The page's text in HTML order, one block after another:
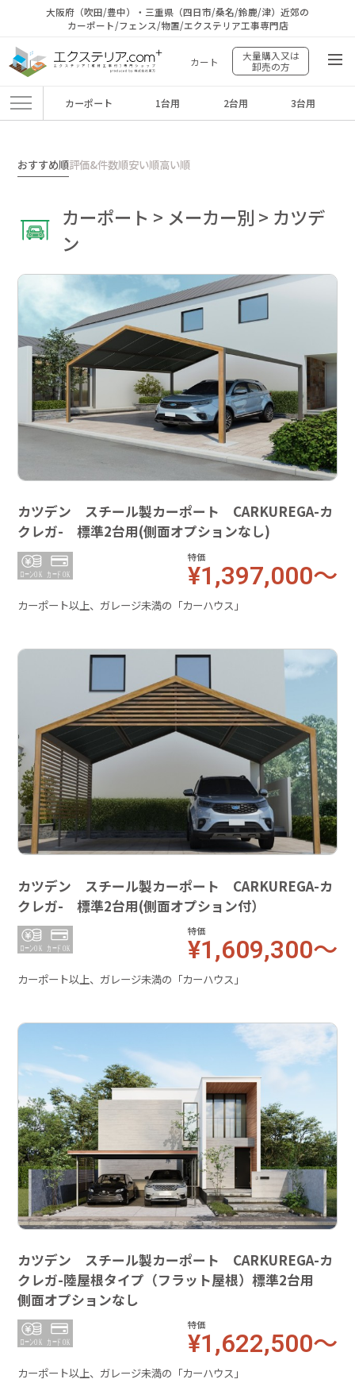
大阪府（吹田/豊中）・三重県（四日市/桑名/鈴鹿/津）近郊の
カーポート/フェンス/物置/エクステリア工事専門店
カート
大量購入又は
卸売の方
カーポート 1台用 2台用 3台用
おすすめ順評価&件数順安い順高い順
カーポート > メーカー別 > カツデ
ン
カツデン スチール製カーポート CARKUREGA-カ
クレガ- 標準2台用(側面オプションなし)
特価
¥1,397,000～
カーポート以上、ガレージ未満の「カーハウス」
カツデン スチール製カーポート CARKUREGA-カ
クレガ- 標準2台用(側面オプション付）
特価
¥1,609,300～
カーポート以上、ガレージ未満の「カーハウス」
カツデン スチール製カーポート CARKUREGA-カ
クレガ-陸屋根タイプ（フラット屋根）標準2台用
側面オプションなし
特価
¥1,622,500～
カーポート以上、ガレージ未満の「カーハウス」